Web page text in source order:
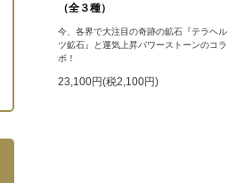
（全３種）
今、各界で大注目の奇跡の鉱石『テラヘル
ツ鉱石』と運気上昇パワーストーンのコラ
ボ！
23,100円(税2,100円)